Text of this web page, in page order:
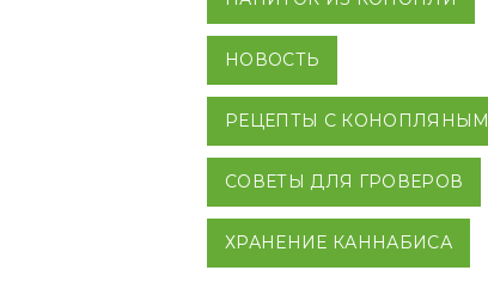
НОВОСТЬ
РЕЦЕПТЫ С
СОВЕТЫ ДЛЯ ГРОВЕРОВ
ХРАНЕНИЕ КАННАБИСА